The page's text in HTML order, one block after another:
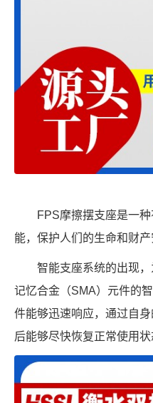
FPS摩擦摆支座是一
能，保护人们的生命和财产
智能支座系统的出现
记忆合金（SMA）元件的
件能够迅速响应，通过自
后能够尽快恢复正常使用状